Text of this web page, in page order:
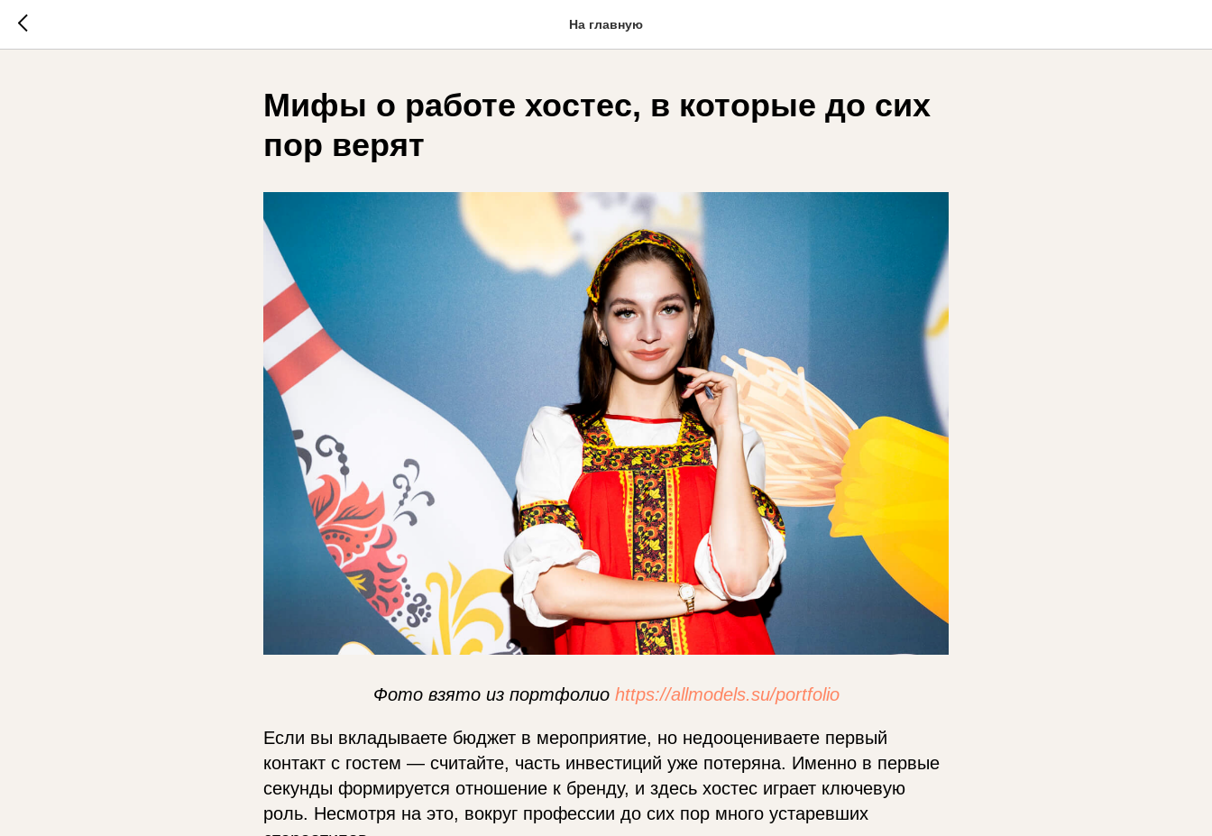
На главную
Мифы о работе хостес, в которые до сих
пор верят
Фото взято из портфолио https://allmodels.su/portfolio
Если вы вкладываете бюджет в мероприятие, но недооцениваете первый
контакт с гостем — считайте, часть инвестиций уже потеряна. Именно в первые
секунды формируется отношение к бренду, и здесь хостес играет ключевую
роль. Несмотря на это, вокруг профессии до сих пор много устаревших